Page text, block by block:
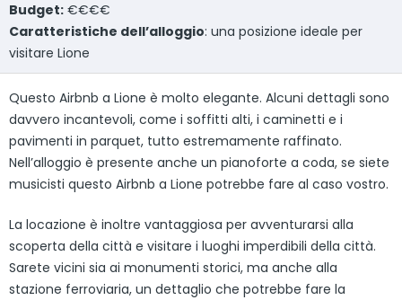
Budget: €€€€
Caratteristiche dell’alloggio: una posizione ideale per
visitare Lione
Questo Airbnb a Lione è molto elegante. Alcuni dettagli sono
davvero incantevoli, come i soffitti alti, i caminetti e i
pavimenti in parquet, tutto estremamente raffinato.
Nell’alloggio è presente anche un pianoforte a coda, se siete
musicisti questo Airbnb a Lione potrebbe fare al caso vostro.
La locazione è inoltre vantaggiosa per avventurarsi alla
scoperta della città e visitare i luoghi imperdibili della città.
Sarete vicini sia ai monumenti storici, ma anche alla
stazione ferroviaria, un dettaglio che potrebbe fare la